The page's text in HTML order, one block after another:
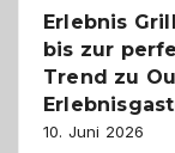
Erlebnis
bis zur
Trend zu
10. Juni 2026